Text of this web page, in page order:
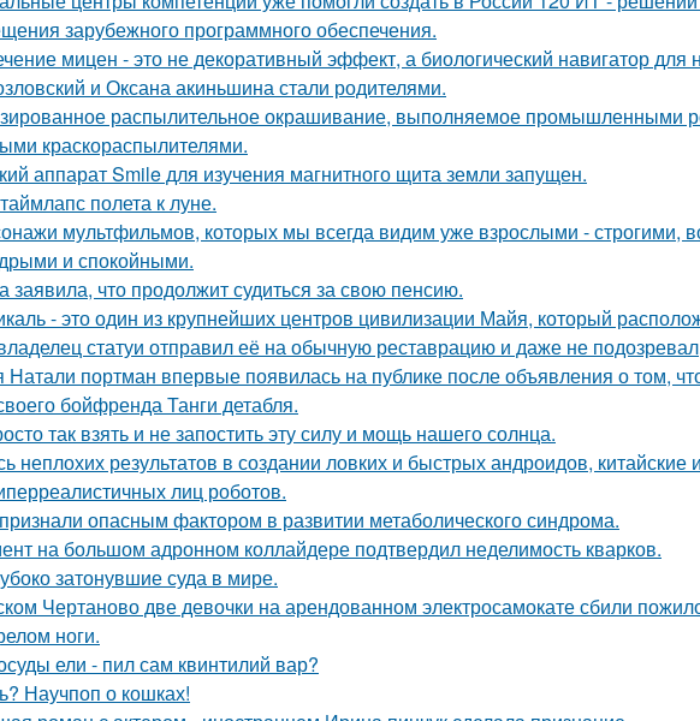
зарубежного программного обеспечения.
мицен - это не декоративный эффект, а биологический навигатор для
и Оксана акиньшина стали родителями.
распылительное окрашивание, выполняемое промышленными
краскораспылителями.
аппарат Smile для изучения магнитного щита земли запущен.
полета к луне.
мультфильмов, которых мы всегда видим уже взрослыми - строгими,
и спокойными.
заявила, что продолжит судиться за свою пенсию.
- это один из крупнейших центров цивилизации Майя, который
статуи отправил её на обычную реставрацию и даже не
Натали портман впервые появилась на публике после объявления о том,
бойфренда Танги детабля.
так взять и не запостить эту силу и мощь нашего солнца.
неплохих результатов в создании ловких и быстрых андроидов,
лиц роботов.
опасным фактором в развитии метаболического синдрома.
на большом адронном коллайдере подтвердил неделимость кварков.
затонувшие суда в мире.
Чертаново две девочки на арендованном электросамокате сбили
ноги.
ели - пил сам квинтилий вар?
Научпоп о кошках!